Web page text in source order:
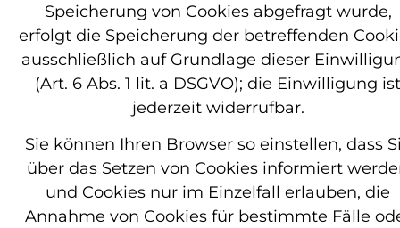
Speicherung von Cookies abgefragt wurde,
erfolgt die Speicherung der betreffenden
ausschließlich auf Grundlage dieser
(Art. 6 Abs. 1 lit. a DSGVO); die Einwilligung ist
jederzeit widerrufbar.
Sie können Ihren Browser so einstellen, dass
über das Setzen von Cookies informiert
und Cookies nur im Einzelfall erlauben, die
Annahme von Cookies für bestimmte Fälle